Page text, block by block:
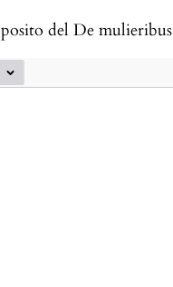
del De mulieribus